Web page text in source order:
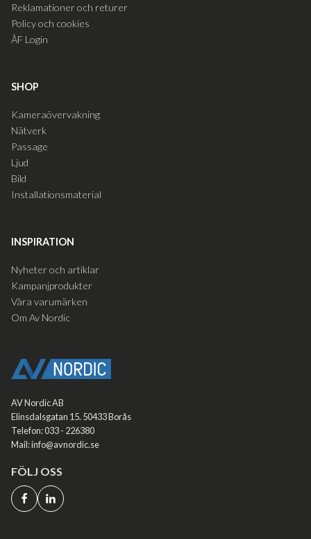
AV Nordic AB
Elinsdalsgatan 15. 50433 Borås
Telefon: 033 - 226380
Mail: info@avnordic.se
FÖLJ OSS
Reklamationer och returer
Policy och cookies
ÅF Login
SHOP
Kameraövervakning
Nätverk
Passage
Ljud
Bild
Installationsmaterial
INSPIRATION
Nyheter och artiklar
Kampanjprodukter
Våra varumärken
Om Av Nordic